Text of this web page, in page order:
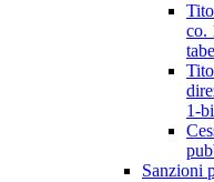
co.
1-
Sanzioni